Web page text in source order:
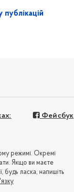
публікацій
Фейсбук
режимі. Окремі
Якщо ви маєте
будь ласка, напишіть